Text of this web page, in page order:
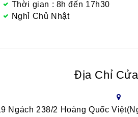
Thời gian : 8h đến 17h30
Nghỉ Chủ Nhật
Địa Chỉ
Ngách 238/2 Hoàng Quốc